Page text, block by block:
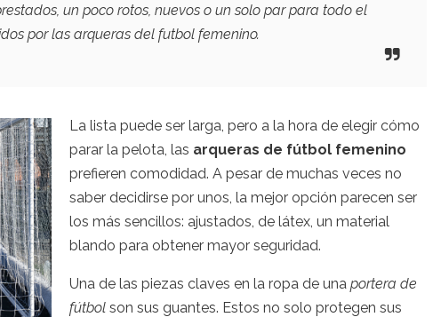
un poco rotos, nuevos o un solo par para todo el
por las arqueras del futbol femenino.
La lista puede ser larga, pero a la hora de elegir cómo
parar la pelota, las arqueras de fútbol femenino
prefieren comodidad. A pesar de muchas veces no
saber decidirse por unos, la mejor opción parecen ser
los más sencillos: ajustados, de látex, un material
blando para obtener mayor seguridad.
Una de las piezas claves en la ropa de una portera de
fútbol son sus guantes. Estos no solo protegen sus